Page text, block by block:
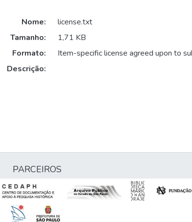
Nome:
license.txt
Tamanho:
1,71 KB
Formato:
Item-specific license agreed upon to
Descrição:
PARCEIROS